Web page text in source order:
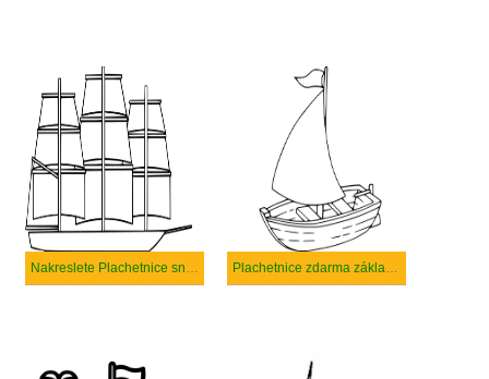
Nakreslete Plachetnice snadný Plachetnice zdarma základní tisknutelné